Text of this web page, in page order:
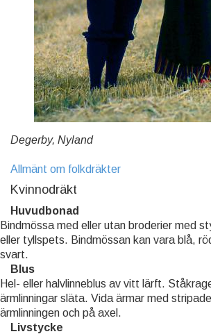
Degerby, Nyland
Allmänt om folkdräkter
Kvinnodräkt
Huvudbonad
Bindmössa med eller utan broderier med
eller tyllspets. Bindmössan kan vara blå,
svart.
Blus
Hel- eller halvlinneblus av vitt lärft.
ärmlinningar släta. Vida ärmar med
ärmlinningen och på axel.
Livstycke